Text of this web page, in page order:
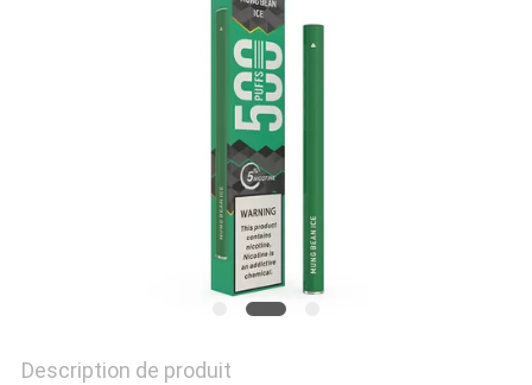
Description de produit